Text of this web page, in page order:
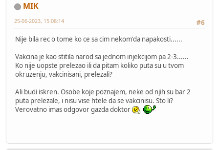
MIK
#6
25-06-2023, 15:08:14
Nije bila rec o tome ko ce sa cim nekom'da napakosti......
Vakcina je kao stitila narod sa jednom injekcijom pa 2-3......
Ko nije uopste prelezao ili da pitam koliko puta su u tvom
okruzenju, vakcinisani, prelezali?
Ali budi iskren. Osobe koje poznajem, neke od njih su bar 2
puta prelezale, i nisu vise htele da se vakcinisu. Sto li?
Verovatno imas odgovor gazda doktor